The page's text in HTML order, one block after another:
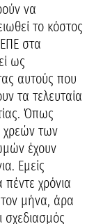
να
το κόστος
στα
ως
αυτούς που
τα τελευταία
Όπως
χρεών των
έχουν
Εμείς
χρόνια
μήνα, άρα
σχεδιασμός